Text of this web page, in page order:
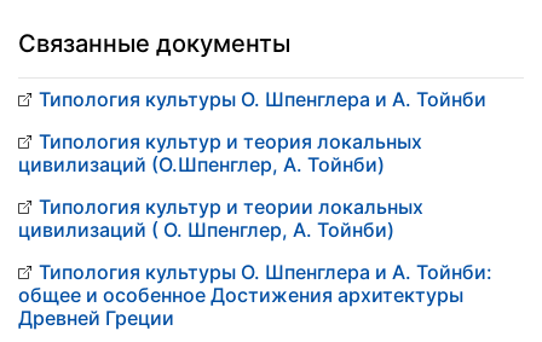
Связанные документы
Типология культуры О. Шпенглера и А. Тойнби
Типология культур и теория локальных
цивилизаций (О.Шпенглер, А. Тойнби)
Типология культур и теории локальных
цивилизаций ( О. Шпенглер, А. Тойнби)
Типология культуры О. Шпенглера и А. Тойнби:
общее и особенное Достижения архитектуры
Древней Греции